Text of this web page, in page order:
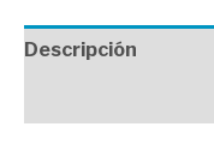
Descripción